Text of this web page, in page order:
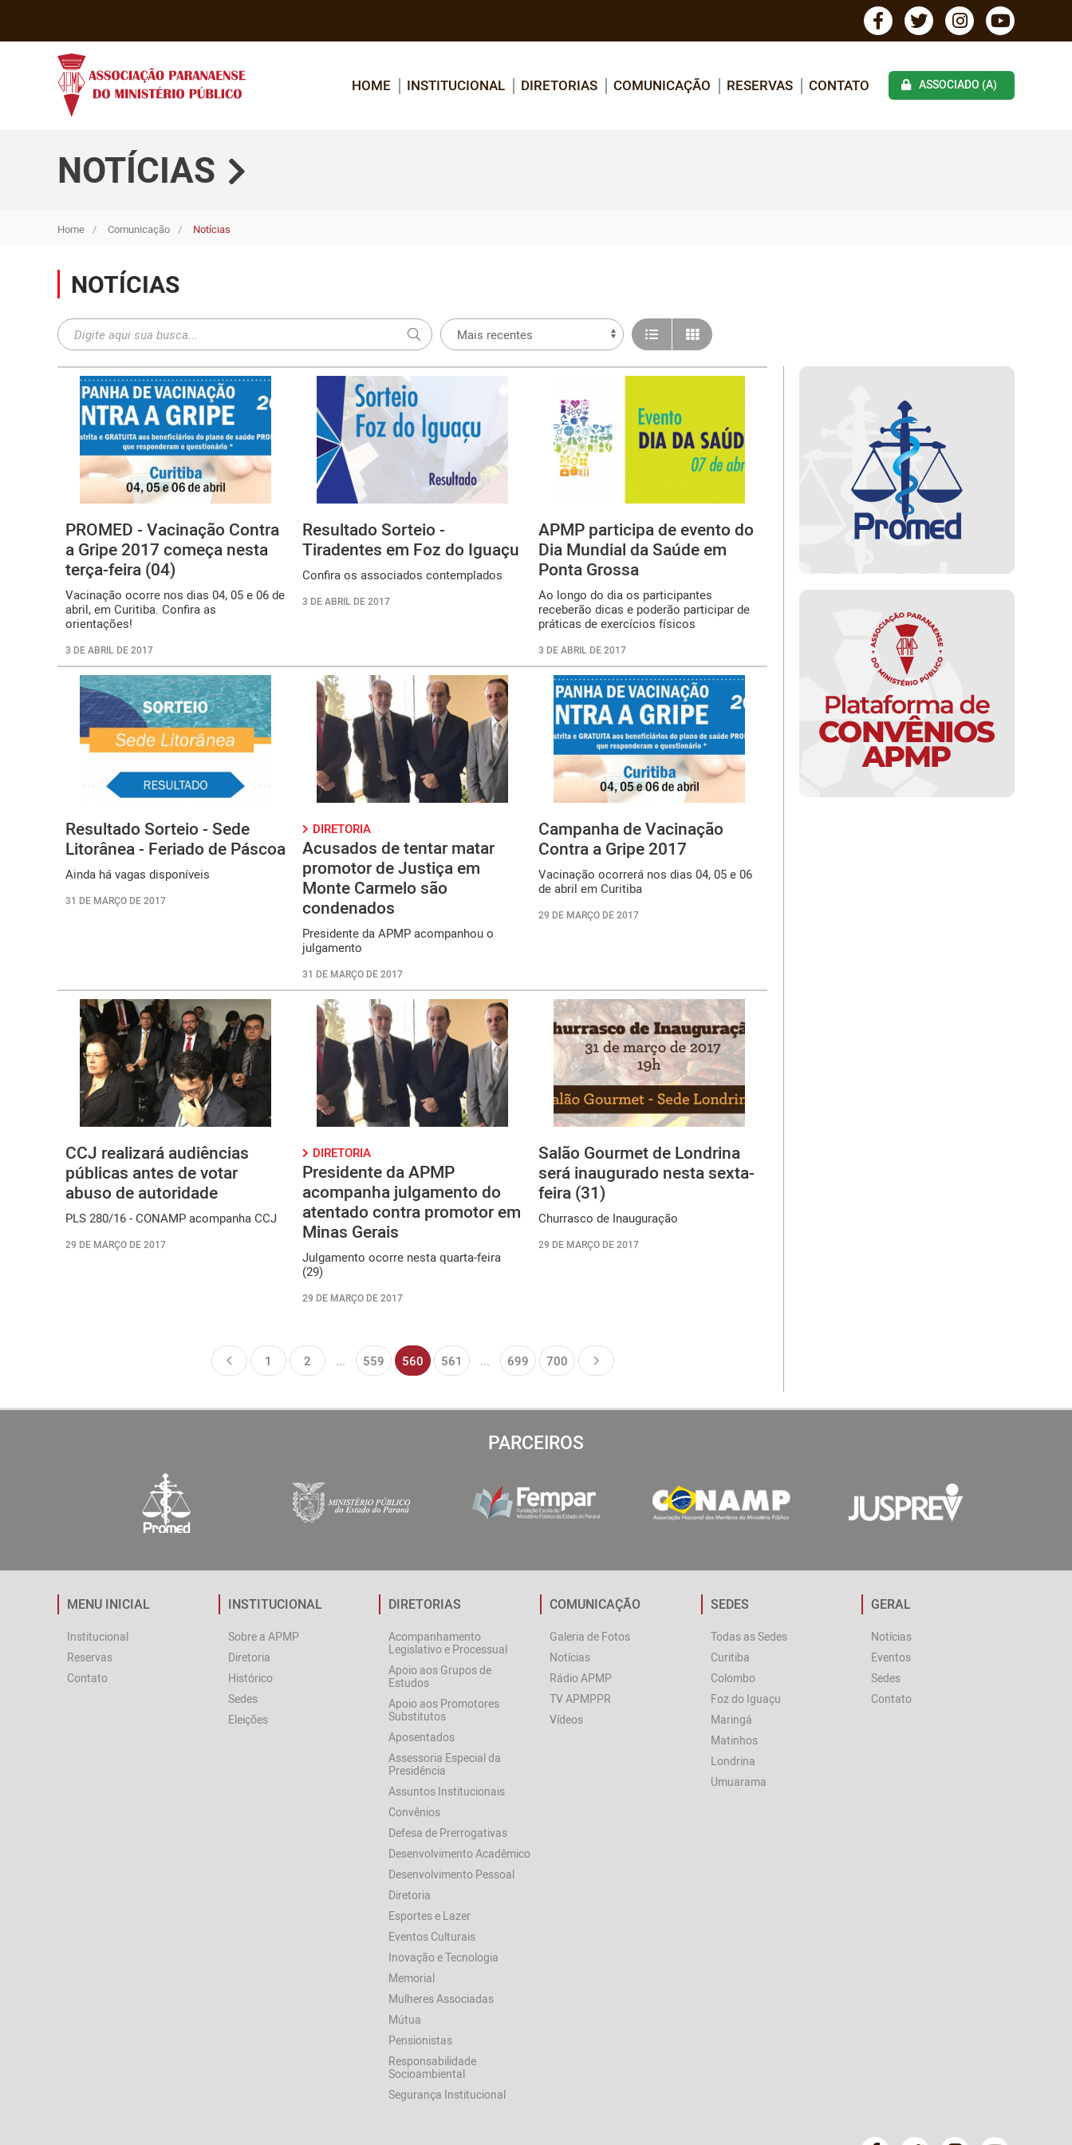
HOME INSTITUCIONAL DIRETORIAS COMUNICAÇÃO RESERVAS CONTATO ASSOCIADO (A)
NOTÍCIAS
Home Comunicação Notícias
NOTÍCIAS
PROMED - Vacinação Contra
a Gripe 2017 começa nesta
terça-feira (04)
Vacinação ocorre nos dias 04, 05 e 06 de
abril, em Curitiba. Confira as
orientações!
3 DE ABRIL DE 2017
Resultado Sorteio -
Tiradentes em Foz do Iguaçu
Confira os associados contemplados
3 DE ABRIL DE 2017
APMP participa de evento do
Dia Mundial da Saúde em
Ponta Grossa
Ao longo do dia os participantes
receberão dicas e poderão participar de
práticas de exercícios físicos
3 DE ABRIL DE 2017
Resultado Sorteio - Sede
Litorânea - Feriado de Páscoa
Ainda há vagas disponíveis
31 DE MARÇO DE 2017
DIRETORIA
Acusados de tentar matar
promotor de Justiça em
Monte Carmelo são
condenados
Presidente da APMP acompanhou o
julgamento
31 DE MARÇO DE 2017
Campanha de Vacinação
Contra a Gripe 2017
Vacinação ocorrerá nos dias 04, 05 e 06
de abril em Curitiba
29 DE MARÇO DE 2017
CCJ realizará audiências
públicas antes de votar
abuso de autoridade
PLS 280/16 - CONAMP acompanha CCJ
29 DE MARÇO DE 2017
DIRETORIA
Presidente da APMP
acompanha julgamento do
atentado contra promotor em
Minas Gerais
Julgamento ocorre nesta quarta-feira
(29)
29 DE MARÇO DE 2017
Salão Gourmet de Londrina
será inaugurado nesta sexta-
feira (31)
Churrasco de Inauguração
29 DE MARÇO DE 2017
1 2 ... 559 560 561 ... 699 700
PARCEIROS
MENU INICIAL
Institucional
Reservas
Contato
INSTITUCIONAL
Sobre a APMP
Diretoria
Histórico
Sedes
Eleições
DIRETORIAS
Acompanhamento
Legislativo e Processual
Apoio aos Grupos de
Estudos
Apoio aos Promotores
Substitutos
Aposentados
Assessoria Especial da
Presidência
Assuntos Institucionais
Convênios
Defesa de Prerrogativas
Desenvolvimento Acadêmico
Desenvolvimento Pessoal
Diretoria
Esportes e Lazer
Eventos Culturais
Inovação e Tecnologia
Memorial
Mulheres Associadas
Mútua
Pensionistas
Responsabilidade
Socioambiental
Segurança Institucional
COMUNICAÇÃO
Galeria de Fotos
Notícias
Rádio APMP
TV APMPPR
Vídeos
SEDES
Todas as Sedes
Curitiba
Colombo
Foz do Iguaçu
Maringá
Matinhos
Londrina
Umuarama
GERAL
Notícias
Eventos
Sedes
Contato